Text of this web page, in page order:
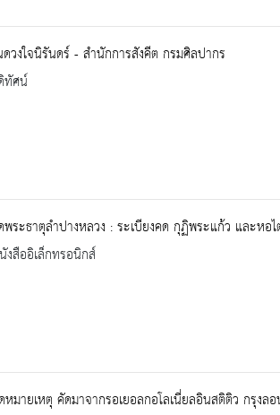
วงใจนิรันดร์ - สำนักการสังคีต กรมศิลปากร
ทัศน์
พระธาตุลำปางหลวง : ระเบียงคด กุฏิพระแก้ว และหอไ
งสืออิเล็กทรอนิกส์
หมายเหตุ คัดมาจากรอเยอลกอโลเนี่ยลอินสติติว กรุ